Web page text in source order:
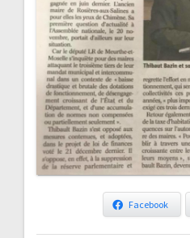
Facebook